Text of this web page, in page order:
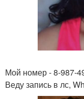
Мой номер - 8-987-
Веду запись в лс,